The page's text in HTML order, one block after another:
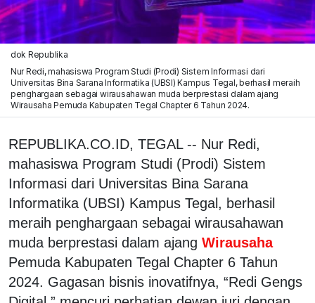
dok Republika
Nur Redi, mahasiswa Program Studi (Prodi) Sistem Informasi dari
Universitas Bina Sarana Informatika (UBSI) Kampus Tegal, berhasil meraih
penghargaan sebagai wirausahawan muda berprestasi dalam ajang
Wirausaha Pemuda Kabupaten Tegal Chapter 6 Tahun 2024.
REPUBLIKA.CO.ID, TEGAL -- Nur Redi,
mahasiswa Program Studi (Prodi) Sistem
Informasi dari Universitas Bina Sarana
Informatika (UBSI) Kampus Tegal, berhasil
meraih penghargaan sebagai wirausahawan
muda berprestasi dalam ajang Wirausaha
Pemuda Kabupaten Tegal Chapter 6 Tahun
2024. Gagasan bisnis inovatifnya, “Redi Gengs